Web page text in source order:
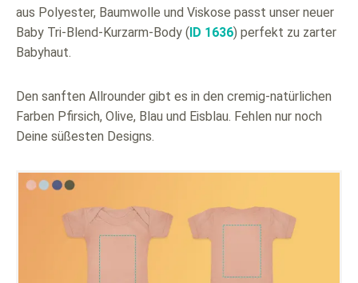
aus Polyester, Baumwolle und Viskose passt unser neuer
Baby Tri-Blend-Kurzarm-Body (ID 1636) perfekt zu zarter
Babyhaut.
Den sanften Allrounder gibt es in den cremig-natürlichen
Farben Pfirsich, Olive, Blau und Eisblau. Fehlen nur noch
Deine süßesten Designs.